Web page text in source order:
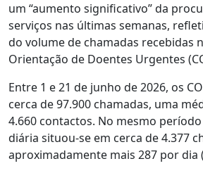
um “aumento significativo” da
serviços nas últimas semanas,
do volume de chamadas recebidas
Orientação de Doentes Urgentes
Entre 1 e 21 de junho de 2026, os
cerca de 97.900 chamadas, uma
4.660 contactos. No mesmo
diária situou-se em cerca de 4.377
aproximadamente mais 287 por dia